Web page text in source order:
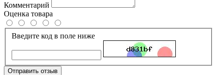
Комментарий
Оценка товара
Введите код в поле ниже
Отправить отзыв